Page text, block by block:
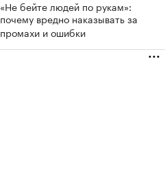
«Не бейте людей по рукам»:
почему вредно наказывать за
промахи и ошибки